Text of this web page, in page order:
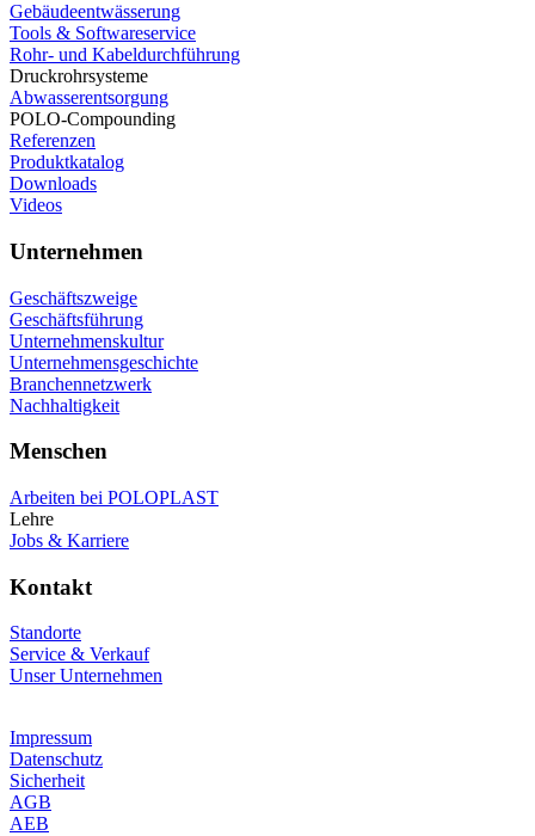
Gebäudeentwässerung
Tools & Softwareservice
Rohr- und Kabeldurchführung
Druckrohrsysteme
Abwasserentsorgung
POLO-Compounding
Referenzen
Produktkatalog
Downloads
Videos
Unternehmen
Geschäftszweige
Geschäftsführung
Unternehmenskultur
Unternehmensgeschichte
Branchennetzwerk
Nachhaltigkeit
Menschen
Arbeiten bei POLOPLAST
Lehre
Jobs & Karriere
Kontakt
Standorte
Service & Verkauf
Unser Unternehmen
Impressum
Datenschutz
Sicherheit
AGB
AEB